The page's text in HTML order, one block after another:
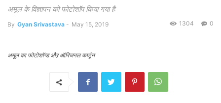
अमूल के विज्ञापन को फोटोशॉप किया गया है
By Gyan Srivastava - May 15, 2019 0
1304
अमूल का फोटोशॉप्ड औऱ ऑरिजनल कार्टून